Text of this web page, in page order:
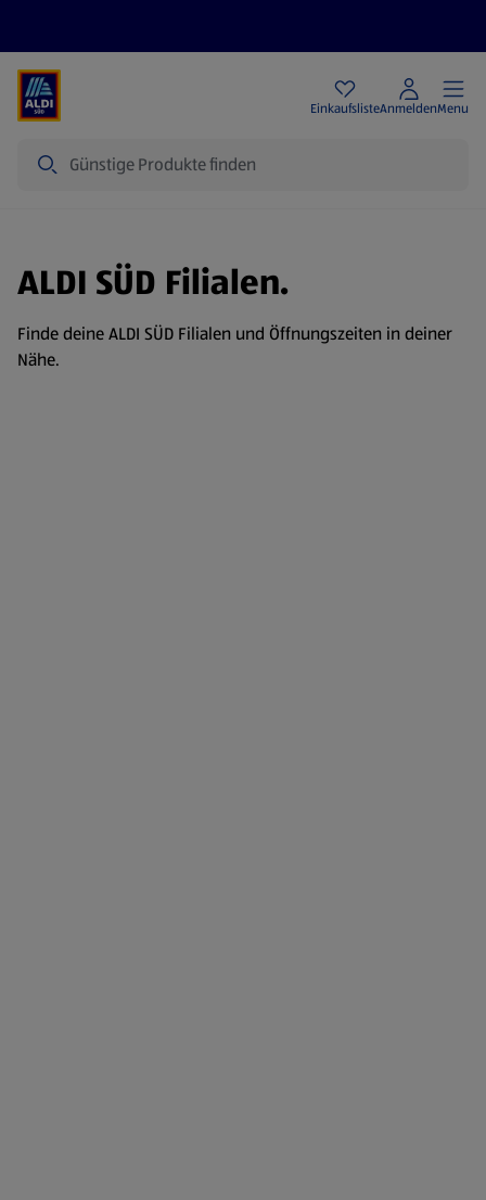
EinkaufslisteAnmeldenMenu
ALDI SÜD Filialen.
Finde deine ALDI SÜD Filialen und Öffnungszeiten in deiner
Nähe.